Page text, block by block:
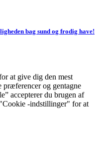
bag sund og frodig have!
at give dig den mest
præferencer og gentagne
accepterer du brugen af
-indstillinger" for at